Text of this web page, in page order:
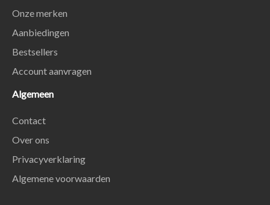
Onze merken
Aanbiedingen
Bestsellers
Account aanvragen
Algemeen
Contact
Over ons
Privacyverklaring
Algemene voorwaarden